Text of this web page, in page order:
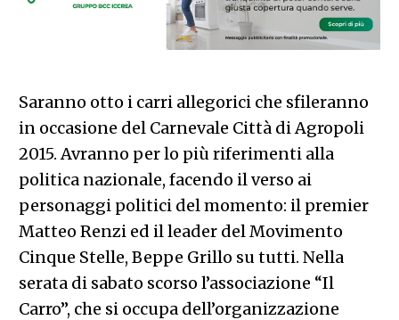
Saranno otto i carri allegorici che sfileranno
in occasione del Carnevale Città di Agropoli
2015. Avranno per lo più riferimenti alla
politica nazionale, facendo il verso ai
personaggi politici del momento: il premier
Matteo Renzi ed il leader del Movimento
Cinque Stelle, Beppe Grillo su tutti. Nella
serata di sabato scorso l’associazione “Il
Carro”, che si occupa dell’organizzazione